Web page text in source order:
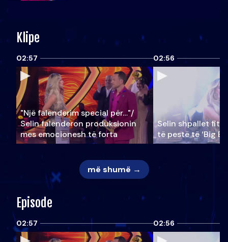
Klipe
02:57
"Një falenderim special për…"/
Selin falënderon produksionin
mes emocionesh të forta
02:56
Selin shpallet
të pestë të ‘Big
më shumë →
Episode
02:57 02:56